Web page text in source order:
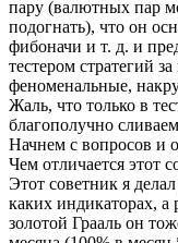
пару (валютных пар
подогнать), что он
фибоначи и т. д. и
тестером стратегий
феноменальные,
Жаль, что только в
благополучно
Начнем с вопросов и
Чем отличается этот
Этот советник я
каких индикаторах, а
золотой Грааль он